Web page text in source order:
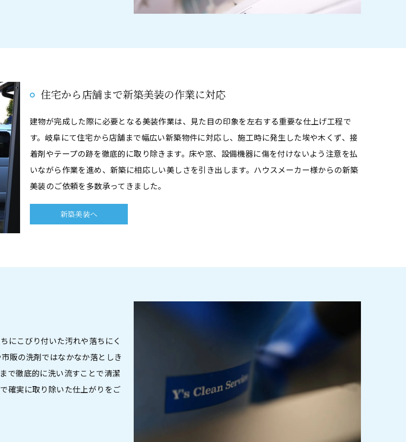
住宅から店舗まで新築美装の作業に対応
建物が完成した際に必要となる美装作業は、見た目の印象を左右する重要な仕上げ工程で
す。岐阜にて住宅から店舗まで幅広い新築物件に対応し、施工時に発生した埃や木くず、接
着剤やテープの跡を徹底的に取り除きます。床や窓、設備機器に傷を付けないよう注意を払
いながら作業を進め、新築に相応しい美しさを引き出します。ハウスメーカー様からの新築
美装のご依頼を多数承ってきました。
新築美装へ
にこびり付いた汚れや落ちにく
販の洗剤ではなかなか落としき
で徹底的に洗い流すことで清潔
確実に取り除いた仕上がりをご
お問い合わせはこちら